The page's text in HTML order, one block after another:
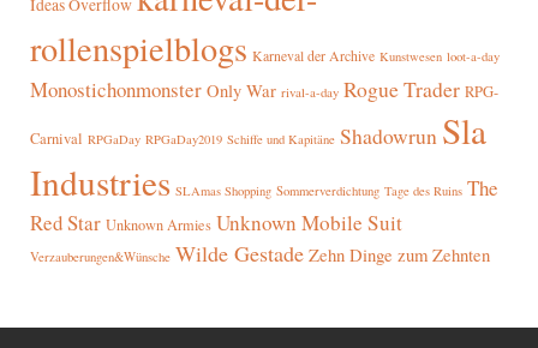
Ideas Overflow
rollenspielblogs Karneval der Archive Kunstwesen loot-a-day
Monostichonmonster Only War rival-a-day Rogue Trader RPG-
Carnival RPGaDay RPGaDay2019 Schiffe und Kapitäne Shadowrun Sla
Industries SLAmas Shopping Sommerverdichtung Tage des Ruins The
Red Star Unknown Armies Unknown Mobile Suit
Verzauberungen&Wünsche Wilde Gestade Zehn Dinge zum Zehnten